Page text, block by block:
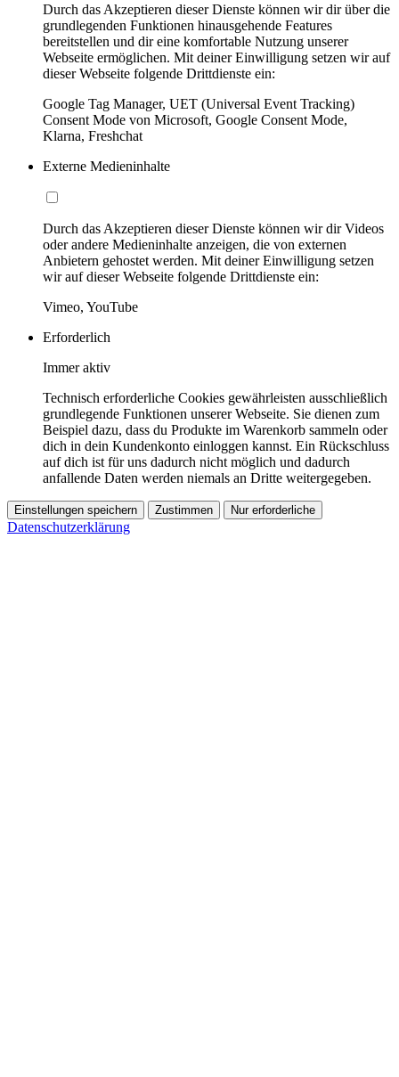
Durch das Akzeptieren dieser Dienste können wir dir über die
grundlegenden Funktionen hinausgehende Features
bereitstellen und dir eine komfortable Nutzung unserer
Webseite ermöglichen. Mit deiner Einwilligung setzen wir auf
dieser Webseite folgende Drittdienste ein:
Google Tag Manager, UET (Universal Event Tracking)
Consent Mode von Microsoft, Google Consent Mode,
Klarna, Freshchat
Externe Medieninhalte
Durch das Akzeptieren dieser Dienste können wir dir Videos
oder andere Medieninhalte anzeigen, die von externen
Anbietern gehostet werden. Mit deiner Einwilligung setzen
wir auf dieser Webseite folgende Drittdienste ein:
Vimeo, YouTube
Erforderlich
Immer aktiv
Technisch erforderliche Cookies gewährleisten ausschließlich
grundlegende Funktionen unserer Webseite. Sie dienen zum
Beispiel dazu, dass du Produkte im Warenkorb sammeln oder
dich in dein Kundenkonto einloggen kannst. Ein Rückschluss
auf dich ist für uns dadurch nicht möglich und dadurch
anfallende Daten werden niemals an Dritte weitergegeben.
Einstellungen speichern Zustimmen Nur erforderliche
Datenschutzerklärung